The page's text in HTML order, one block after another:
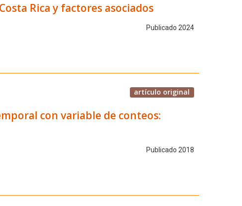
Rica y factores asociados
Publicado 2024
artículo original
con variable de conteos:
Publicado 2018